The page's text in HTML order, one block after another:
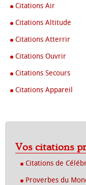
Citations Air
Citations Altitude
Citations Atterrir
Citations Ouvrir
Citations Secours
Citations Appareil
Vos citations
Citations de
Proverbes du